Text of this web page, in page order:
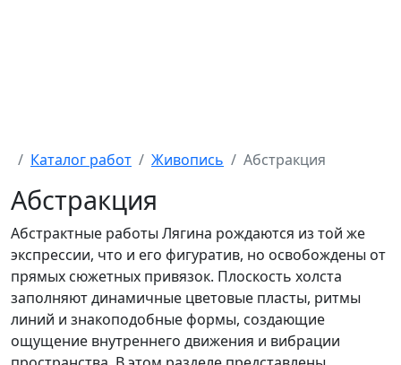
Каталог работ Живопись Абстракция
Абстракция
Абстрактные работы Лягина рождаются из той же
экспрессии, что и его фигуратив, но освобождены от
прямых сюжетных привязок. Плоскость холста
заполняют динамичные цветовые пласты, ритмы
линий и знакоподобные формы, создающие
ощущение внутреннего движения и вибрации